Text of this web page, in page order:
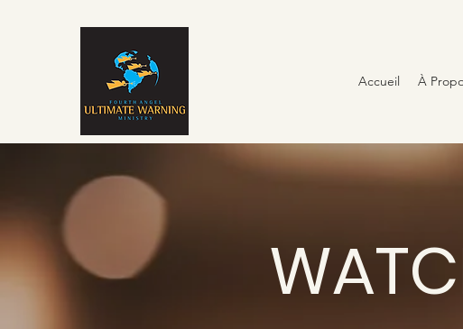
Accueil À